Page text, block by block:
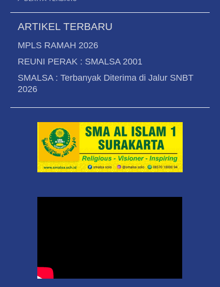
ARTIKEL TERBARU
MPLS RAMAH 2026
REUNI PERAK : SMALSA 2001
SMALSA : Terbanyak Diterima di Jalur SNBT
2026